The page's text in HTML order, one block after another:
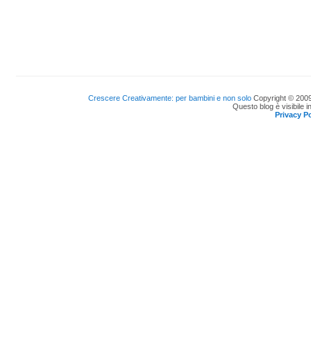
Crescere Creativamente: per bambini e non solo Copyright ©
Questo blog è visibile
Privacy